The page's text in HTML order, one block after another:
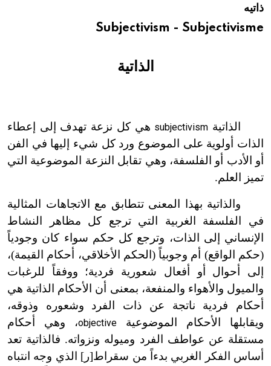
ذاتيه
Subjectivism - Subjectivisme
الذاتية
الذاتية subjectivism هي كل نزعة تهدف إلى إعطاء
الذات أولوية على الموضوع ورد كل شيء إليها في الفن
أو الأدب أو الفلسفة، وهي تقابل النزعة الموضوعية التي
تميز العلم.
والذاتية بهذا المعنى تتطابق مع الاتجاهات المثالية
في الفلسفة الغربية التي ترجع كل مظاهر النشاط
الإنساني إلى الذات، وترجع كل حكم سواء كان وجودياً
(حكم الواقع) أم وجوبياً (الحكم الأخلاقي، أحكام القيمة)،
إلى أحوال أو أفعال شعورية فردية؛ ووفقاً للرغبات
والميول والأهواء والمنفعة، بمعنى أن الأحكام الذاتية هي
أحكام فردية ناتجة عن ذات الفرد وشعوره وذوقه،
ويقابلها الأحكام الموضوعية objective، وهي أحكام
مستقلة عن عواطف الفرد وميوله ونزواته. فالذاتية تعد
أساس الفكر الغربي بدءاً من سقراط[ر] الذي وجه انتباه